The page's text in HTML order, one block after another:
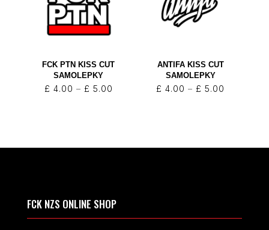
FCK PTN KISS CUT
SAMOLEPKY
£ 4.00 – £ 5.00
£ 5.00
ANTIFA KISS CUT
SAMOLEPKY
£ 4.00 – £ 5.00
£ 5.00
FCK NZS ONLINE SHOP